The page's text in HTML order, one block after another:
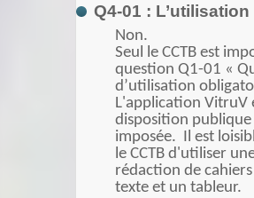
Q4-01 :
Non.
Seul le CCTB est
question Q1-01 «
d’utilisation
L'application VitruV
disposition
imposée. Il est
le CCTB d'utiliser
rédaction de
texte et un tableur.